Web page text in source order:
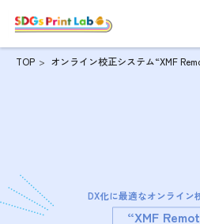
TOP オンライン校正システム“XMF
DX化に最適なオンライン
“XMF